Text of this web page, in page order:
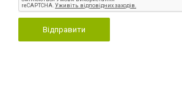
Відправити